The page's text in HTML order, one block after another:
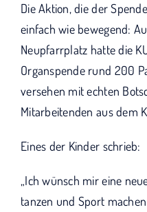
Die Aktion, die der
einfach wie bewegend:
Neupfarrplatz hatte die
Organspende rund 200
versehen mit echten
Mitarbeitenden aus dem
Eines der Kinder schrieb:
„Ich wünsch mir eine
tanzen und Sport